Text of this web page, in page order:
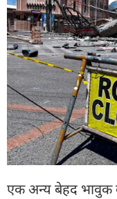
एक अन्य बेहद भावुक